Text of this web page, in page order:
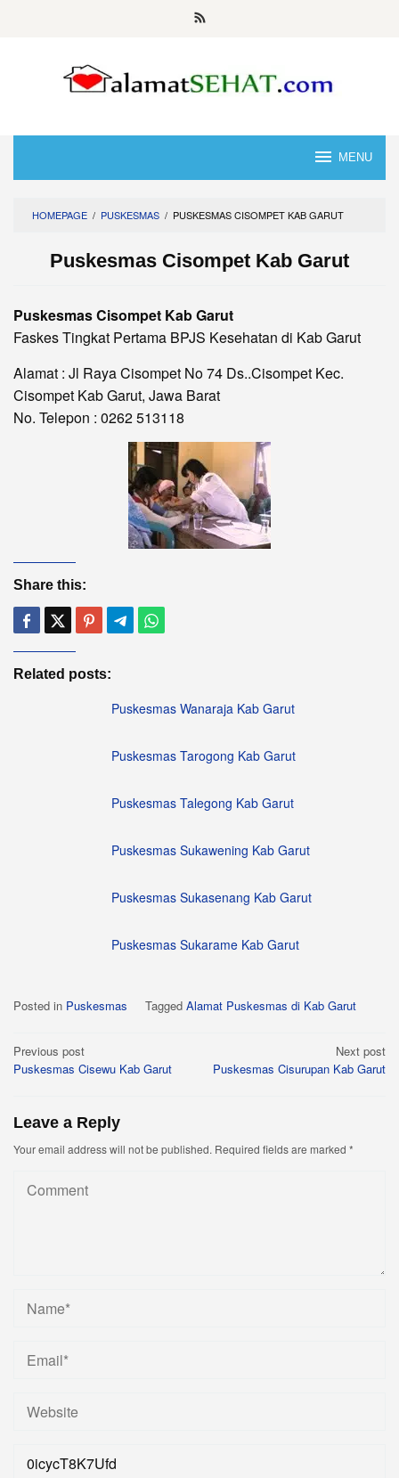
MENU
HOMEPAGE / PUSKESMAS / PUSKESMAS CISOMPET KAB GARUT
Puskesmas Cisompet Kab Garut
Puskesmas Cisompet Kab Garut
Faskes Tingkat Pertama BPJS Kesehatan di Kab Garut
Alamat : Jl Raya Cisompet No 74 Ds..Cisompet Kec.
Cisompet Kab Garut, Jawa Barat
No. Telepon : 0262 513118
Share this:
Related posts:
Puskesmas Wanaraja Kab Garut
Puskesmas Tarogong Kab Garut
Puskesmas Talegong Kab Garut
Puskesmas Sukawening Kab Garut
Puskesmas Sukasenang Kab Garut
Puskesmas Sukarame Kab Garut
Posted in Puskesmas Tagged Alamat Puskesmas di Kab Garut
Post
navigation
Previous post
Puskesmas Cisewu Kab Garut
Next post
Puskesmas Cisurupan Kab Garut
Leave a Reply
Your email address will not be published. Required fields are marked *